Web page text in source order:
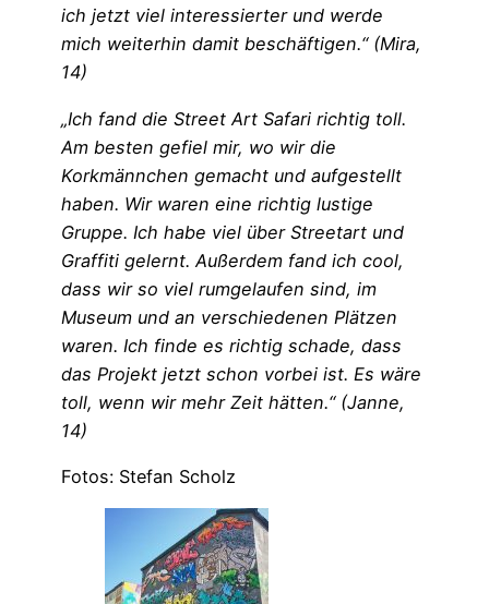
ich jetzt viel interessierter und werde
mich weiterhin damit beschäftigen.“ (Mira,
14)
„Ich fand die Street Art Safari richtig toll.
Am besten gefiel mir, wo wir die
Korkmännchen gemacht und aufgestellt
haben. Wir waren eine richtig lustige
Gruppe. Ich habe viel über Streetart und
Graffiti gelernt. Außerdem fand ich cool,
dass wir so viel rumgelaufen sind, im
Museum und an verschiedenen Plätzen
waren. Ich finde es richtig schade, dass
das Projekt jetzt schon vorbei ist. Es wäre
toll, wenn wir mehr Zeit hätten.“ (Janne,
14)
Fotos: Stefan Scholz